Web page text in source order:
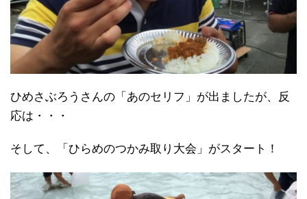
ひめさぶろうさんの「あのセリフ」が出ましたが、反
応は・・・
そして、「ひらめのつかみ取り大会」がスタート！